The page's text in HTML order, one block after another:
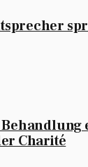
Charité